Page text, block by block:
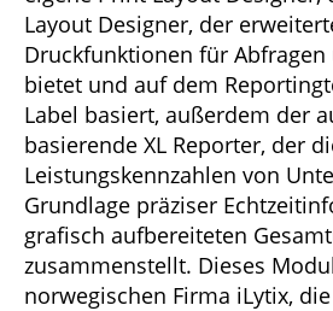
Layout Designer, der
Druckfunktionen für
bietet und auf dem
Label basiert, außerdem der
basierende XL Reporter, der
Leistungskennzahlen von
Grundlage präziser
grafisch aufbereiteten
zusammenstellt. Dieses
norwegischen Firma iLytix, die